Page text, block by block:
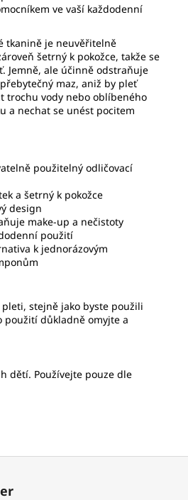
ve vaší každodenní
tkanině je neuvěřitelně
šetrný k pokožce, takže se
Jemně, ale účinně odstraňuje
maz, aniž by pleť
trochu vody nebo oblíbeného
a nechat se unést pocitem
použitelný odličovací
a šetrný k pokožce
design
make-up a nečistoty
použití
k jednorázovým
stejně jako byste použili
použití důkladně omyjte a
dětí. Používejte pouze dle